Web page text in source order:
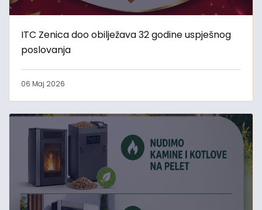
ITC Zenica doo obilježava 32 godine uspješnog
poslovanja
06 Maj 2026